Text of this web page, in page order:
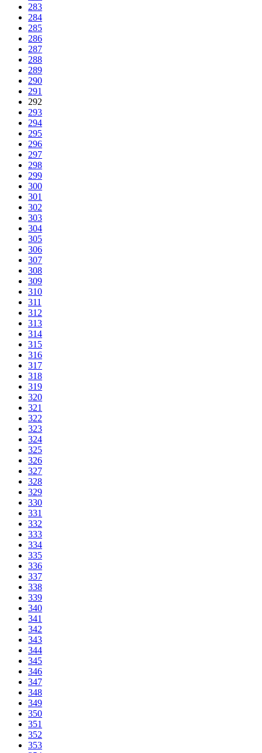
283
284
285
286
287
288
289
290
291
292
293
294
295
296
297
298
299
300
301
302
303
304
305
306
307
308
309
310
311
312
313
314
315
316
317
318
319
320
321
322
323
324
325
326
327
328
329
330
331
332
333
334
335
336
337
338
339
340
341
342
343
344
345
346
347
348
349
350
351
352
353